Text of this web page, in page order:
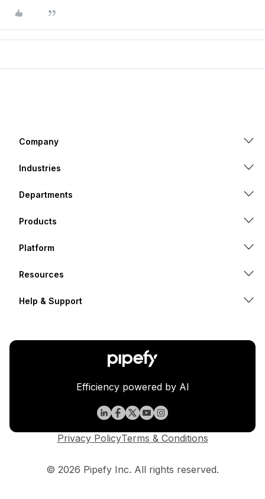
Company
Industries
Departments
Products
Platform
Resources
Help & Support
Efficiency powered by AI
© 2026 Pipefy Inc. All rights reserved.
Privacy PolicyTerms & Conditions